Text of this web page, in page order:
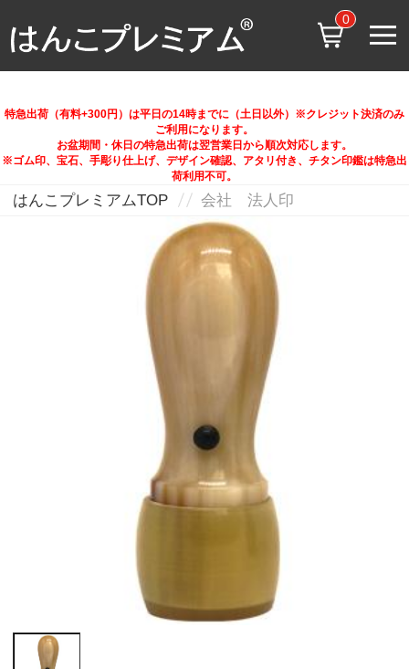
0
特急出荷（有料+300円）は平日の14時までに（土日以外）※クレジット決済のみ
ご利用になります。
お盆期間・休日の特急出荷は翌営業日から順次対応します。
※ゴム印、宝石、手彫り仕上げ、デザイン確認、アタリ付き、チタン印鑑は特急出
荷利用不可。
はんこプレミアムTOP 会社 法人印